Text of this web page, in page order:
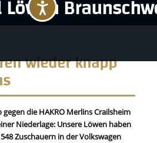
wieder knapp
die HAKRO Merlins Crailsheim
Niederlage: Unsere Löwen haben
Zuschauern in der Volkswagen